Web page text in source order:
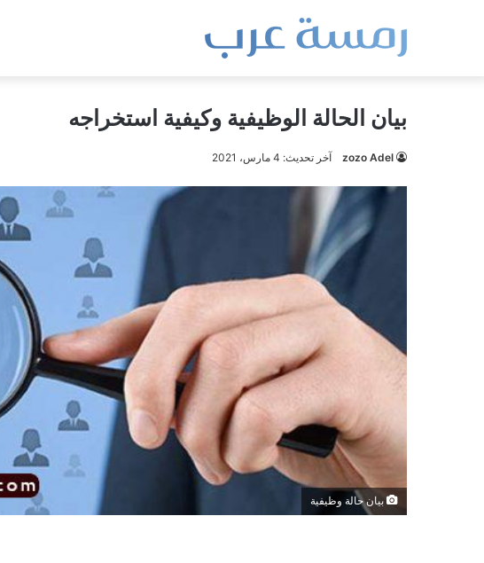
بيان الحالة الوظيفية وكيفية استخراجه
zozo Adel آخر تحديث: 4 مارس، 2021
بيان حالة وظيفية